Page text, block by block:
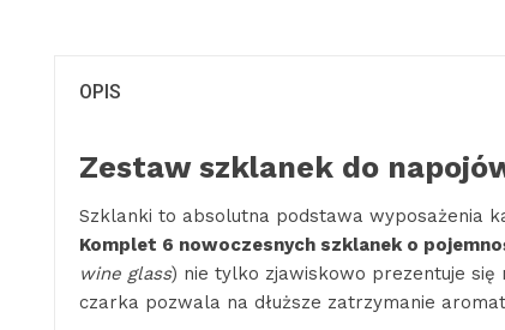
OPIS
Zestaw szklanek do
Szklanki to absolutna podstawa wyposażenia
Komplet 6 nowoczesnych szklanek o
wine glass) nie tylko zjawiskowo prezentuje
czarka pozwala na dłuższe zatrzymanie